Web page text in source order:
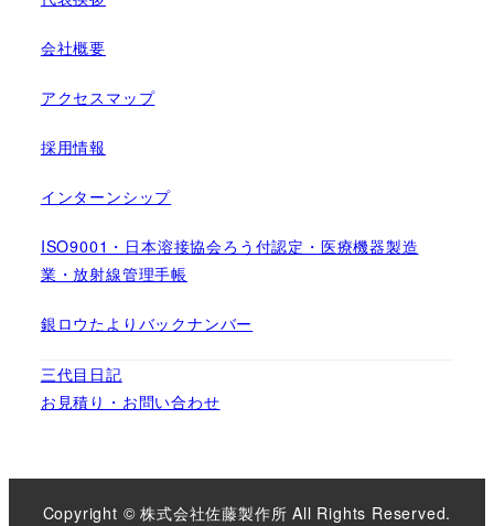
会社概要
アクセスマップ
採用情報
インターンシップ
ISO9001・日本溶接協会ろう付認定・医療機器製造
業・放射線管理手帳
銀ロウたよりバックナンバー
三代目日記
お見積り・お問い合わせ
Copyright © 株式会社佐藤製作所 All Rights Reserved.